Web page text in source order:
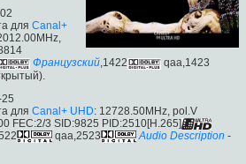
для Canal+
Французский,1422
qaa,1423
для Canal+ UHD: 12728.50MHz, pol.V
FEC:2/3 SID:9825 PID:2510[H.265]
qaa,2523 Audio Description -